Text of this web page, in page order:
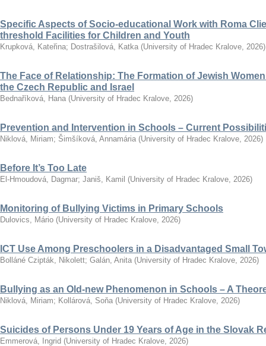
Specific Aspects of Socio-educational Work with Roma
threshold Facilities for Children and Youth
Krupková, Kateřina; Dostrašilová, Katka (University of Hradec Kralove, 2026)
The Face of Relationship: The Formation of Jewish
the Czech Republic and Israel
Bednaříková, Hana (University of Hradec Kralove, 2026)
Prevention and Intervention in Schools – Current
Niklová, Miriam; Šimšíková, Annamária (University of Hradec Kralove, 2026)
Before It’s Too Late
El-Hmoudová, Dagmar; Janiš, Kamil (University of Hradec Kralove, 2026)
Monitoring of Bullying Victims in Primary Schools
Dulovics, Mário (University of Hradec Kralove, 2026)
ICT Use Among Preschoolers in a Disadvantaged Small
Bolláné Czipták, Nikolett; Galán, Anita (University of Hradec Kralove, 2026)
Bullying as an Old-new Phenomenon in Schools – A
Niklová, Miriam; Kollárová, Soňa (University of Hradec Kralove, 2026)
Suicides of Persons Under 19 Years of Age in the Slovak
Emmerová, Ingrid (University of Hradec Kralove, 2026)